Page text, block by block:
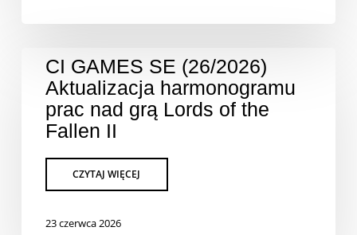
CI GAMES SE (26/2026)
Aktualizacja harmonogramu
prac nad grą Lords of the
Fallen II
23 czerwca 2026